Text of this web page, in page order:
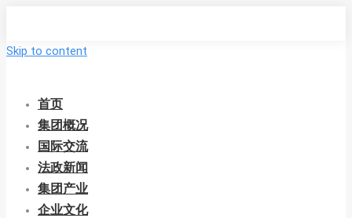
Skip to content
首页
集团概况
国际交流
法政新闻
集团产业
企业文化